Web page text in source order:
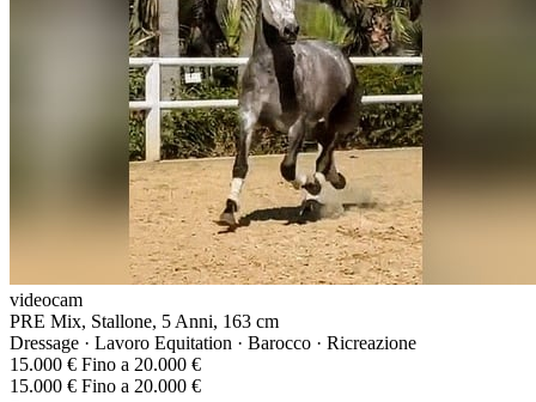
videocam
PRE Mix, Stallone, 5 Anni, 163 cm
Dressage · Lavoro Equitation · Barocco · Ricreazione
15.000 € Fino a 20.000 €
15.000 € Fino a 20.000 €